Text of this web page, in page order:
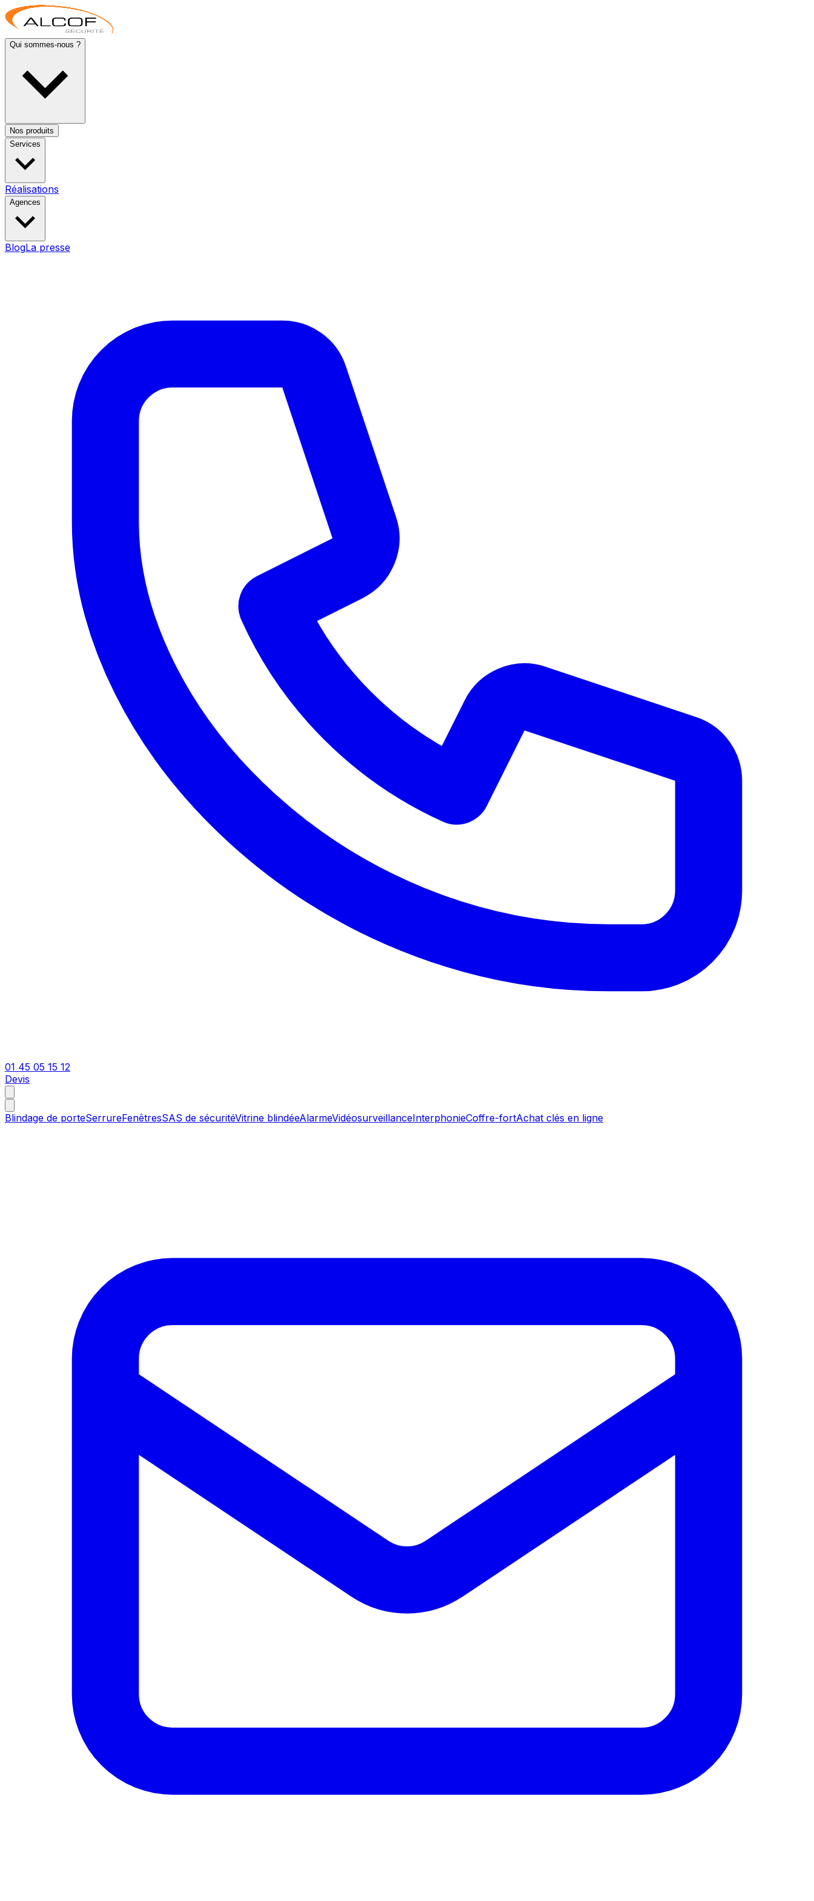
Qui sommes-nous ?
Nos produits
Services
Réalisations
Agences
BlogLa presse
01 45 05 15 12
Devis
Blindage de porteSerrureFenêtresSAS de sécuritéVitrine blindéeAlarmeVidéosurveillanceInterphonieCoffre-fortAchat clés en ligne